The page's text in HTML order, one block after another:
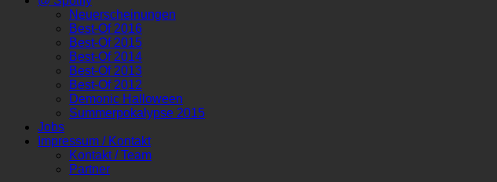
Neuerscheinungen
Best-Of 2016
Best-Of 2015
Best-Of 2014
Best-Of 2013
Best-Of 2012
Demonic Halloween
Summerpokalypse 2015
Jobs
Impressum / Kontakt
Kontakt / Team
Partner